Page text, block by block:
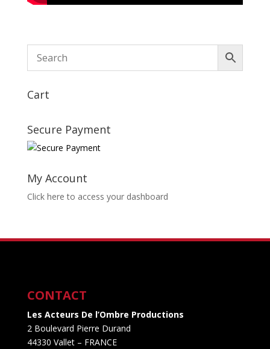
Cart
Secure Payment
My Account
Click here to access your dashboard
CONTACT
Les Acteurs De l’Ombre Productions
2 Boulevard Pierre Durand
44330 Vallet– FRANCE